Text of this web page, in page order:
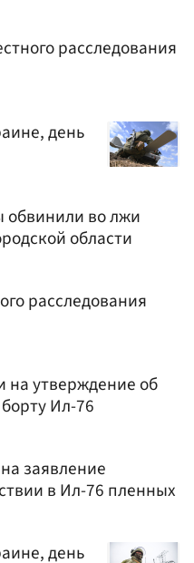
расследования
день
во лжи
области
расследования
на утверждение об
Ил-76
заявление
в Ил-76 пленных
день